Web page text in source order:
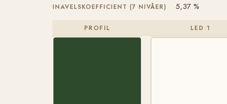
INAVELSKOEFFICIENT (7 NIVÅER) 5,37 %
PROFIL LED 1